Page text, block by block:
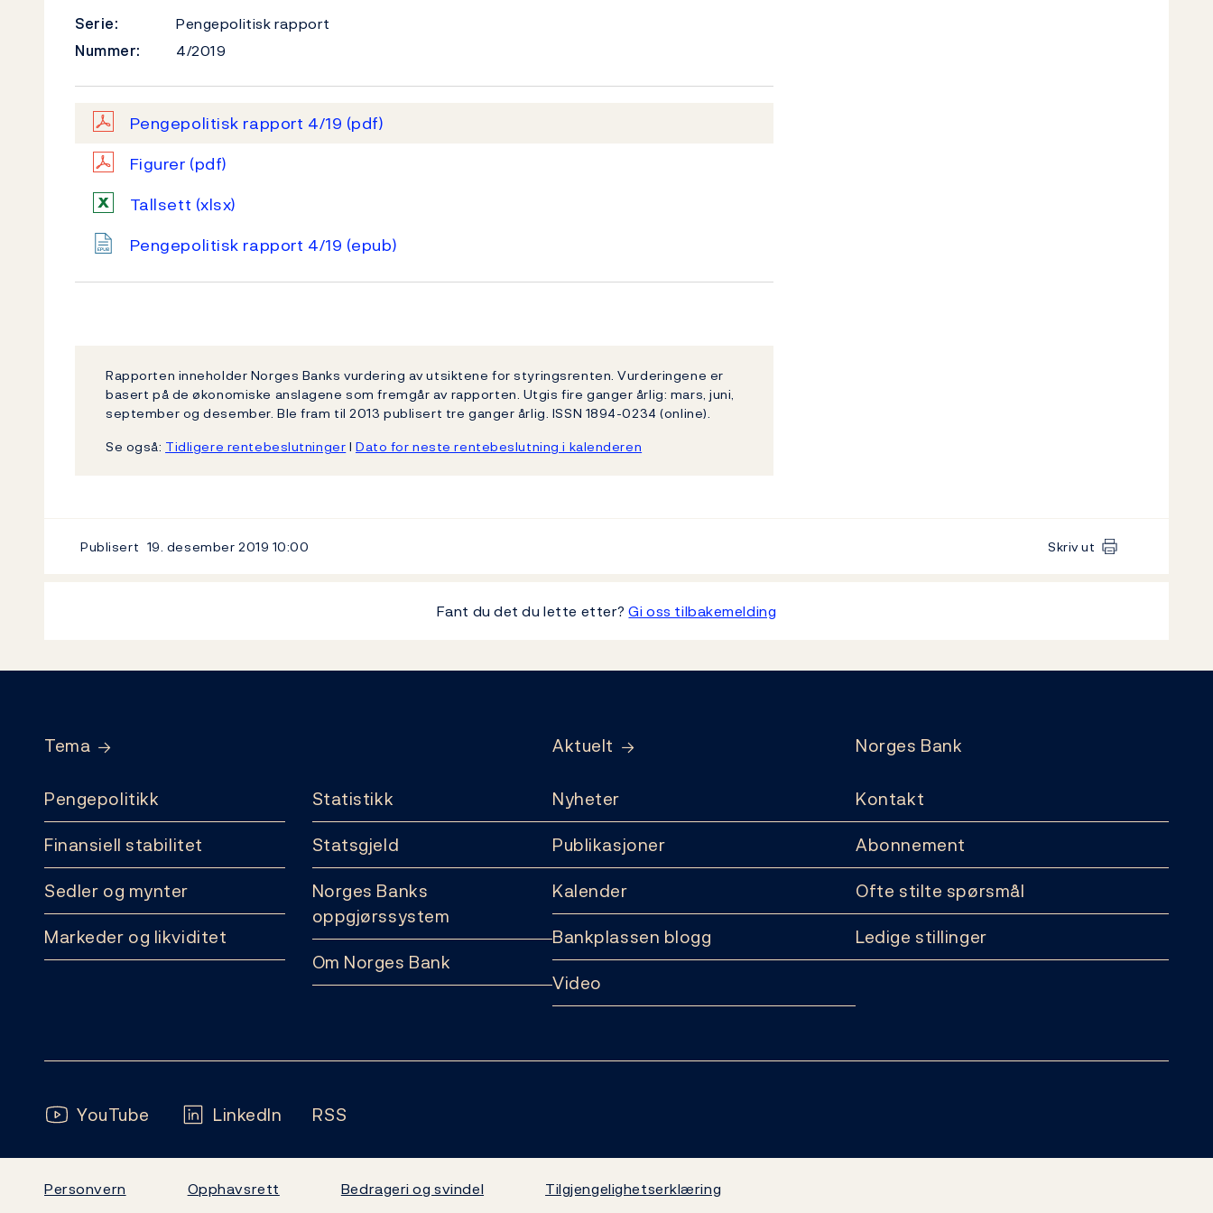
Serie:
Pengepolitisk rapport
Nummer:
4/2019
Pengepolitisk rapport 4/19 (pdf)
Figurer (pdf)
Tallsett (xlsx)
Pengepolitisk rapport 4/19 (epub)
Rapporten inneholder Norges Banks vurdering av utsiktene for styringsrenten. Vurderingene er
basert på de økonomiske anslagene som fremgår av rapporten. Utgis fire ganger årlig: mars, juni,
september og desember. Ble fram til 2013 publisert tre ganger årlig. ISSN 1894-0234 (online).
Se også: Tidligere rentebeslutningerl Dato for neste rentebeslutning i kalenderen
Publisert 19. desember 2019 10:00 Skriv ut
Fant du det du lette etter?Gi oss tilbakemelding
Tema
Pengepolitikk
Finansiell stabilitet
Sedler og mynter
Markeder og likviditet
Statistikk
Statsgjeld
Norges Banks
oppgjørssystem
Om Norges Bank
Aktuelt
Nyheter
Publikasjoner
Kalender
Bankplassen blogg
Video
Norges Bank
Kontakt
Abonnement
Ofte stilte spørsmål
Ledige stillinger
Følg oss:
YouTube LinkedIn RSS
Personvern Opphavsrett Bedrageri og svindel Tilgjengelighetserklæring